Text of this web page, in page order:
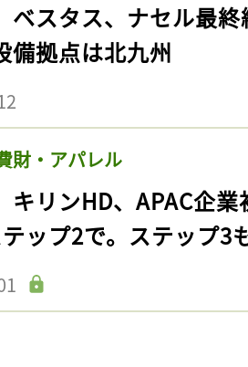
ベスタス、ナセル最
備拠点は北九州
財・アパレル
キリンHD、APAC企
ップ2で。ステップ3
をお気に入りに